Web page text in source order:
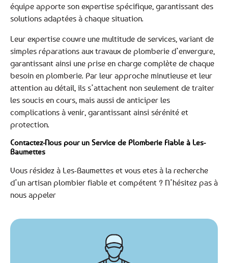
équipe apporte son expertise spécifique, garantissant des
solutions adaptées à chaque situation.
Leur expertise couvre une multitude de services, variant de
simples réparations aux travaux de plomberie d’envergure,
garantissant ainsi une prise en charge complète de chaque
besoin en plomberie. Par leur approche minutieuse et leur
attention au détail, ils s’attachent non seulement de traiter
les soucis en cours, mais aussi de anticiper les
complications à venir, garantissant ainsi sérénité et
protection.
Contactez-Nous pour un Service de Plomberie Fiable à Les-
Baumettes
Vous résidez à Les-Baumettes et vous etes à la recherche
d’un artisan plombier fiable et compétent ? N’hésitez pas à
nous appeler